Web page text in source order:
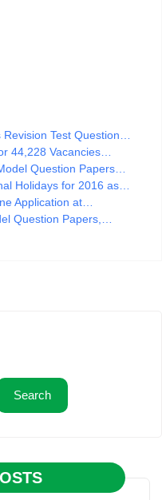
Revision Test Question…
44,228 Vacancies…
Question Papers…
Holidays for 2016 as…
Application at…
Question Papers,…
Search